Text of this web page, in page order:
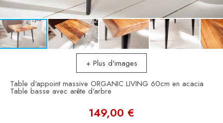
+ Plus d'images
Table d'appoint massive ORGANIC LIVING 60cm en acacia
Table basse avec arête d'arbre
149,00 €